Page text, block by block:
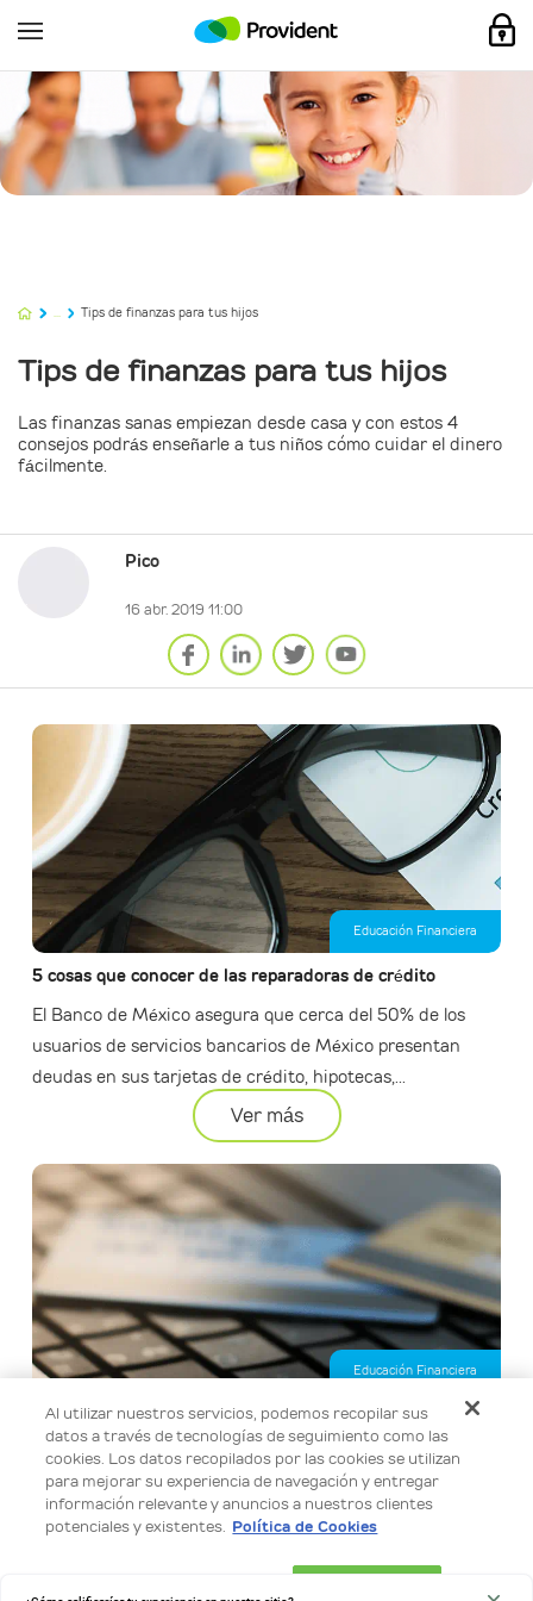
... Tips de finanzas para tus hijos
Tips de finanzas para tus hijos
Las finanzas sanas empiezan desde casa y con estos 4
consejos podrás enseñarle a tus niños cómo cuidar el dinero
fácilmente.
Pico
16 abr. 2019 11:00
Educación Financiera
5 cosas que conocer de las reparadoras de crédito
El Banco de México asegura que cerca del 50% de los
usuarios de servicios bancarios de México presentan
deudas en sus tarjetas de crédito, hipotecas,...
Ver más
Educación Financiera
Calcula tu préstamo personal en línea de forma fácil y
segura
Usa nuestro simulador para calcular el monto de tu
préstamo personal, elegir el plazo semanal que mejor se
adapte a ti y conocer una tarifa...
Ver más
Al utilizar nuestros servicios, podemos recopilar sus
datos a través de tecnologías de seguimiento como las
cookies. Los datos recopilados por las cookies se utilizan
para mejorar su experiencia de navegación y entregar
información relevante y anuncios a nuestros clientes
potenciales y existentes. Política de Cookies